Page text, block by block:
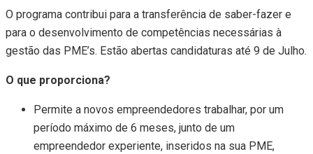
O programa contribui para a transferência de saber-fazer e
para o desenvolvimento de competências necessárias à
gestão das PME’s. Estão abertas candidaturas até 9 de Julho.
O que proporciona?
Permite a novos empreendedores trabalhar, por um
período máximo de 6 meses, junto de um
empreendedor experiente, inseridos na sua PME,